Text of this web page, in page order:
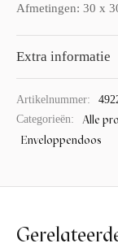
Afmetingen: 30 x
Extra informatie
Artikelnummer:
Categorieën:
Alle
Enveloppendoos